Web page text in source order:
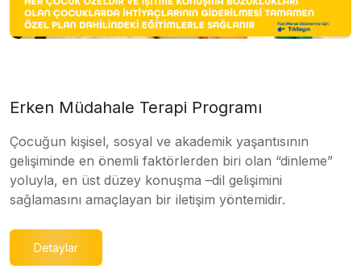
Erken Müdahale Terapi Programı
Çocuğun kişisel, sosyal ve akademik yaşantısının
gelişiminde en önemli faktörlerden biri olan “dinleme”
yoluyla, en üst düzey konuşma –dil gelişimini
sağlamasını amaçlayan bir iletişim yöntemidir.
Detaylar